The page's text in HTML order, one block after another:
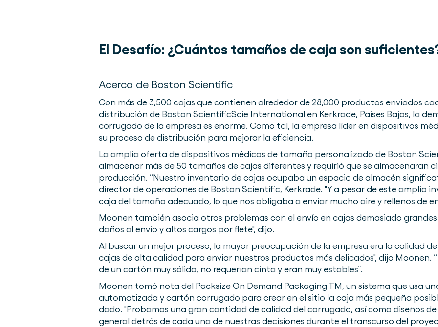
El Desafío: ¿Cuántos tamaños de caja son
Acerca de Boston Scientific
Con más de 3,500 cajas que contienen alrededor de 28,000 productos enviados
distribución de Boston ScientificScie International en Kerkrade, Países Bajos, la
corrugado de la empresa es enorme. Como tal, la empresa líder en dispositivos
su proceso de distribución para mejorar la eficiencia.
La amplia oferta de dispositivos médicos de tamaño personalizado de Boston
almacenar más de 50 tamaños de cajas diferentes y requirió que se almacenaran
producción. “Nuestro inventario de cajas ocupaba un espacio de almacén
director de operaciones de Boston Scientific, Kerkrade. "Y a pesar de este amplio
caja del tamaño adecuado, lo que nos obligaba a enviar mucho aire y rellenos de
Moonen también asocia otros problemas con el envío en cajas demasiado
daños al envío y altos cargos por flete", dijo.
Al buscar un mejor proceso, la mayor preocupación de la empresa era la calidad
cajas de alta calidad para enviar nuestros productos más delicados", dijo Moonen.
de un cartón muy sólido, no requerían cinta y eran muy estables”.
Moonen tomó nota del Packsize On Demand Packaging TM, un sistema que usa
automatizada y cartón corrugado para crear en el sitio la caja más pequeña
dado. "Probamos una gran cantidad de calidad del corrugado, así como diseños de
general detrás de cada una de nuestras decisiones durante el transcurso del